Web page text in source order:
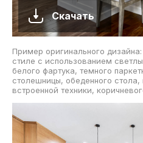
Скачать
Пример оригинального
стиле с использованием
белого фартука, темного
столешницы, обеденного
встроенной техники,